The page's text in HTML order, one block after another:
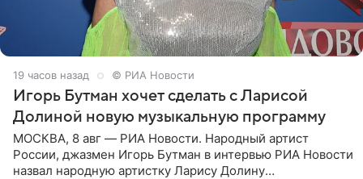
19 часов назад © РИА Новости
Игорь Бутман хочет сделать с Ларисой
Долиной новую музыкальную программу
МОСКВА, 8 авг — РИА Новости. Народный артист
России, джазмен Игорь Бутман в интервью РИА Новости
назвал народную артистку Ларису Долину